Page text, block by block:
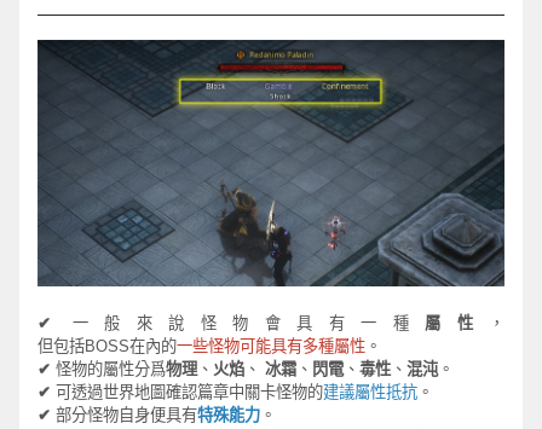
✔ 一般來說 怪 物會 具有一種 屬性
，
但包括BOSS在內的一些怪物可能具有多種屬性 。
✔ 怪物的屬性分爲物理、 火焰 、 冰霜 、 閃電、 毒性 、 混沌。
✔ 可 透過世界地圖確認篇章中 關卡怪物的建議屬性抵抗 。
✔ 部分怪物自身便具有特殊能力 。